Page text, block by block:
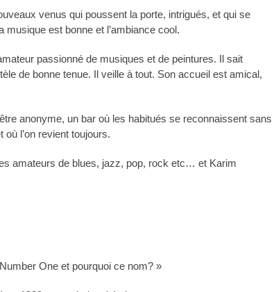
venus qui poussent la porte, intrigués, et qui se
est bonne et l’ambiance cool.
passionné de musiques et de peintures. Il sait
de bonne tenue. Il veille à tout. Son accueil est amical,
anonyme, un bar où les habitués se reconnaissent sans
l’on revient toujours.
amateurs de blues, jazz, pop, rock etc… et Karim
One et pourquoi ce nom? »